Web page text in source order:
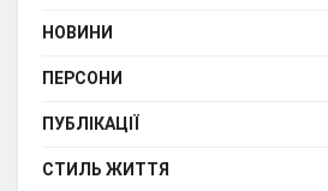
НОВИНИ
ПЕРСОНИ
ПУБЛІКАЦІЇ
СТИЛЬ ЖИТТЯ